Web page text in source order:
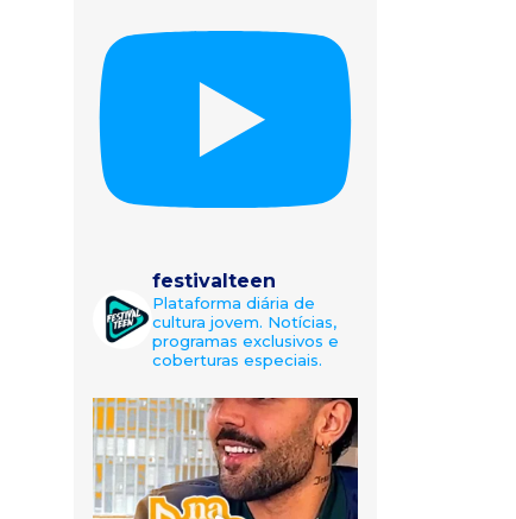
festivalteen
Plataforma diária de
cultura jovem. Notícias,
programas exclusivos e
coberturas especiais.